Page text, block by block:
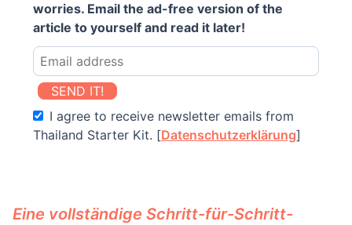
worries. Email the ad-free version of the
article to yourself and read it later!
SEND IT!
I agree to receive newsletter emails from
Thailand Starter Kit. [Datenschutzerklärung]
Eine vollständige Schritt-für-Schritt-